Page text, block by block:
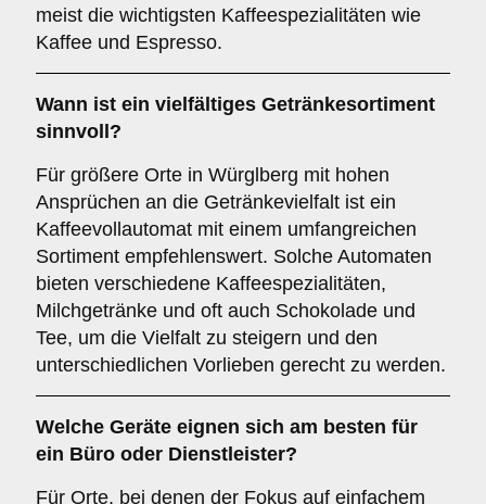
meist die wichtigsten Kaffeespezialitäten wie
Kaffee und Espresso.
Wann ist ein vielfältiges Getränkesortiment
sinnvoll?
Für größere Orte in Würglberg mit hohen
Ansprüchen an die Getränkevielfalt ist ein
Kaffeevollautomat mit einem umfangreichen
Sortiment empfehlenswert. Solche Automaten
bieten verschiedene Kaffeespezialitäten,
Milchgetränke und oft auch Schokolade und
Tee, um die Vielfalt zu steigern und den
unterschiedlichen Vorlieben gerecht zu werden.
Welche Geräte eignen sich am besten für
ein Büro oder Dienstleister?
Für Orte, bei denen der Fokus auf einfachem